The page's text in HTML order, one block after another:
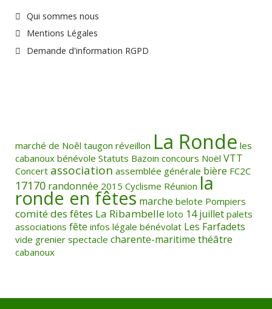
Qui sommes nous
Mentions Légales
Demande d'information RGPD
marché de Noêl taugon réveillon La Ronde les
cabanoux bénévole Statuts Bazoin concours Noël VTT
Concert association assemblée générale bière FC2C
17170 randonnée 2015 Cyclisme Réunion la
ronde en fêtes marche belote Pompiers
comité des fêtes La Ribambelle loto 14 juillet palets
associations fête infos légale bénévolat Les Farfadets
vide grenier spectacle charente-maritime théâtre
cabanoux